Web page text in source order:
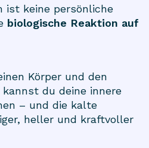
ist keine persönliche
biologische Reaktion auf
Körper und den
du deine innere
– und die kalte
heller und kraftvoller